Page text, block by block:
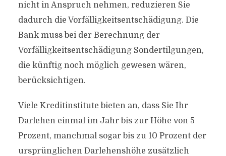
nicht in Anspruch nehmen, reduzieren Sie
dadurch die Vorfälligkeitsentschädigung. Die
Bank muss bei der Berechnung der
Vorfälligkeitsentschädigung Sondertilgungen,
die künftig noch möglich gewesen wären,
berücksichtigen.
Viele Kreditinstitute bieten an, dass Sie Ihr
Darlehen einmal im Jahr bis zur Höhe von 5
Prozent, manchmal sogar bis zu 10 Prozent der
ursprünglichen Darlehenshöhe zusätzlich